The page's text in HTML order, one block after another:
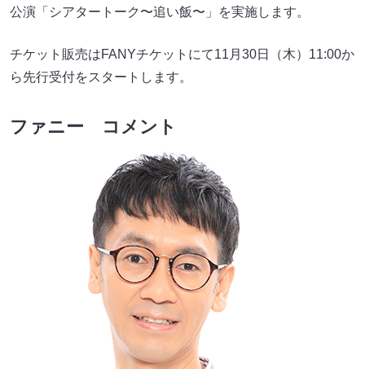
公演「シアタートーク〜追い飯〜」を実施します。
チケット販売はFANYチケットにて11月30日（木）11:00か
ら先行受付をスタートします。
ファニー コメント